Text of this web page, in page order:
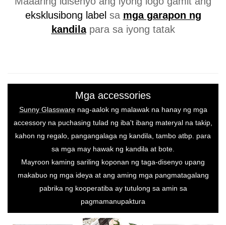
eksklusibong label sa mga garapon ng
kandila para sa iyong tatak
Mga accessories
Sunny Glassware nag-aalok ng malawak na hanay ng mga
accessory na puchasing tulad ng iba't ibang materyal na takip,
kahon ng regalo, pangangalaga ng kandila, tambo atbp. para
sa mga may hawak ng kandila at bote.
Mayroon kaming sariling koponan ng taga-disenyo upang
makabuo ng mga ideya at ang aming mga pangmatagalang
pabrika ng kooperatiba ay tutulong sa amin sa
pagmamanupaktura